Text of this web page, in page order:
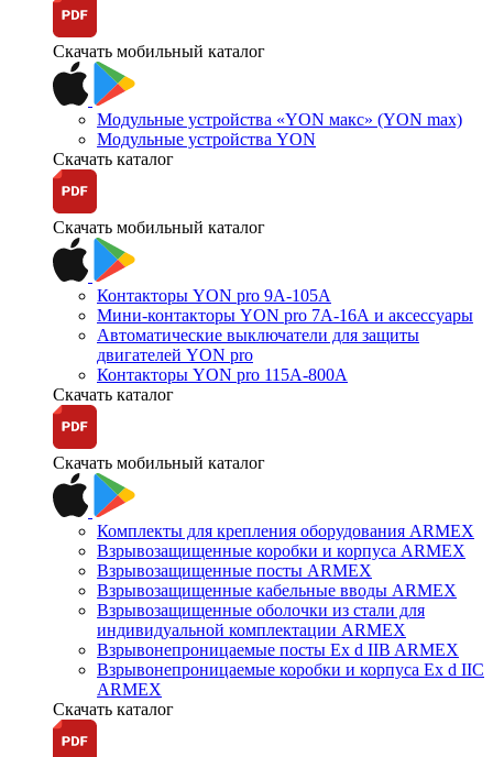
Скачать мобильный каталог
Модульные устройства «YON макс» (YON max)
Модульные устройства YON
Скачать каталог
Скачать мобильный каталог
Контакторы YON pro 9А-105А
Мини-контакторы YON pro 7А-16А и аксессуары
Автоматические выключатели для защиты
двигателей YON pro
Контакторы YON pro 115А-800А
Скачать каталог
Скачать мобильный каталог
Комплекты для крепления оборудования ARMEX
Взрывозащищенные коробки и корпуса ARMEX
Взрывозащищенные посты ARMEX
Взрывозащищенные кабельные вводы ARMEX
Взрывозащищенные оболочки из стали для
индивидуальной комплектации ARMEX
Взрывонепроницаемые посты Ex d IIB ARMEX
Взрывонепроницаемые коробки и корпуса Ex d IIС
ARMEX
Скачать каталог